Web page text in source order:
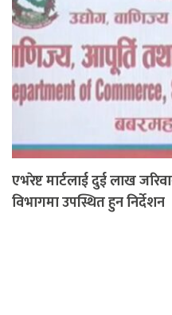
एभरेष्ट मार्टलाई दुई लाख
विभागमा उपस्थित हुन निर्देशन